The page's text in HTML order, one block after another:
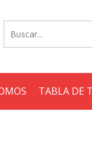
TABLA DE